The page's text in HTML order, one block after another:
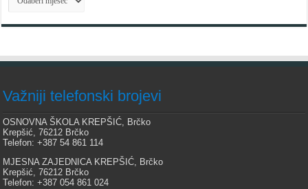
Važniji telefonski brojevi
OSNOVNA ŠKOLA KREPŠIĆ, Brčko
Krepšić, 76212 Brčko
Telefon: +387 54 861 114
MJESNA ZAJEDNICA KREPŠIĆ, Brčko
Krepšić, 76212 Brčko
Telefon: +387 054 861 024